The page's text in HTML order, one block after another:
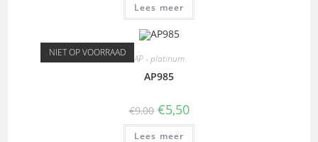
Lees meer
NIET OP VOORRAAD AP - platinum
AP985
€9,00 €5,50
Lees meer